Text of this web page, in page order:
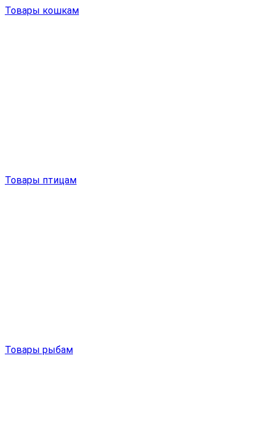
Товары кошкам
Товары птицам
Товары рыбам